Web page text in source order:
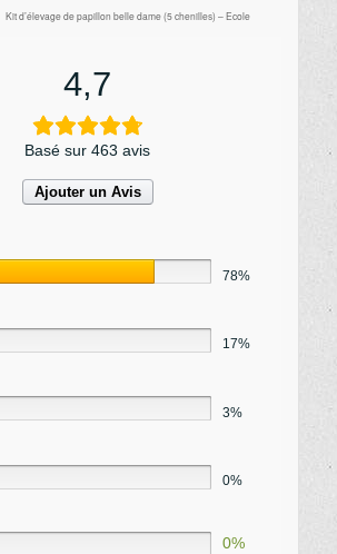
Kit d’élevage de papillon belle dame (5 chenilles) – Ecole
4,7
Basé sur 463 avis
Ajouter un Avis
78%
17%
3%
0%
0%